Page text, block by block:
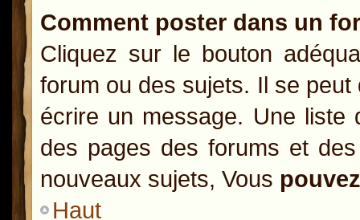
Comment poster dans un
Cliquez sur le bouton
forum ou des sujets. Il se
écrire un message. Une liste
des pages des forums et
nouveaux sujets, Vous pouvez
Haut